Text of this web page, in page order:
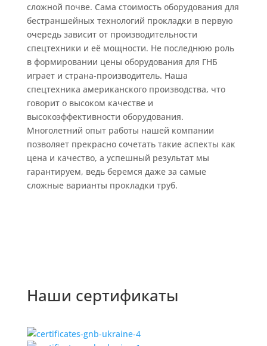
сложной почве. Сама стоимость оборудования для
бестраншейных технологий прокладки в первую
очередь зависит от производительности
спецтехники и её мощности. Не последнюю роль
в формировании цены оборудования для ГНБ
играет и страна-производитель. Наша
спецтехника американского производства, что
говорит о высоком качестве и
высокоэффективности оборудования.
Многолетний опыт работы нашей компании
позволяет прекрасно сочетать такие аспекты как
цена и качество, а успешный результат мы
гарантируем, ведь беремся даже за самые
сложные варианты прокладки труб.
Наши сертификаты